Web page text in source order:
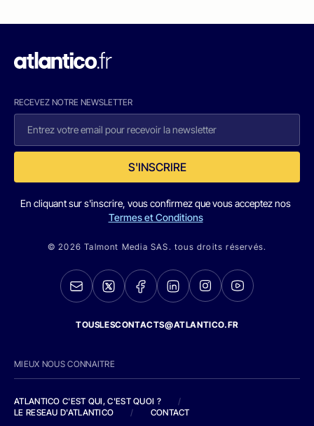
RECEVEZ NOTRE NEWSLETTER
S'INSCRIRE
En cliquant sur s'inscrire, vous confirmez que vous acceptez nos
Termes et Conditions
© 2026 Talmont Media SAS. tous droits réservés.
TOUSLESCONTACTS@ATLANTICO.FR
MIEUX NOUS CONNAITRE
ATLANTICO C'EST QUI, C'EST QUOI ?
/
LE RESEAU D'ATLANTICO
/ CONTACT